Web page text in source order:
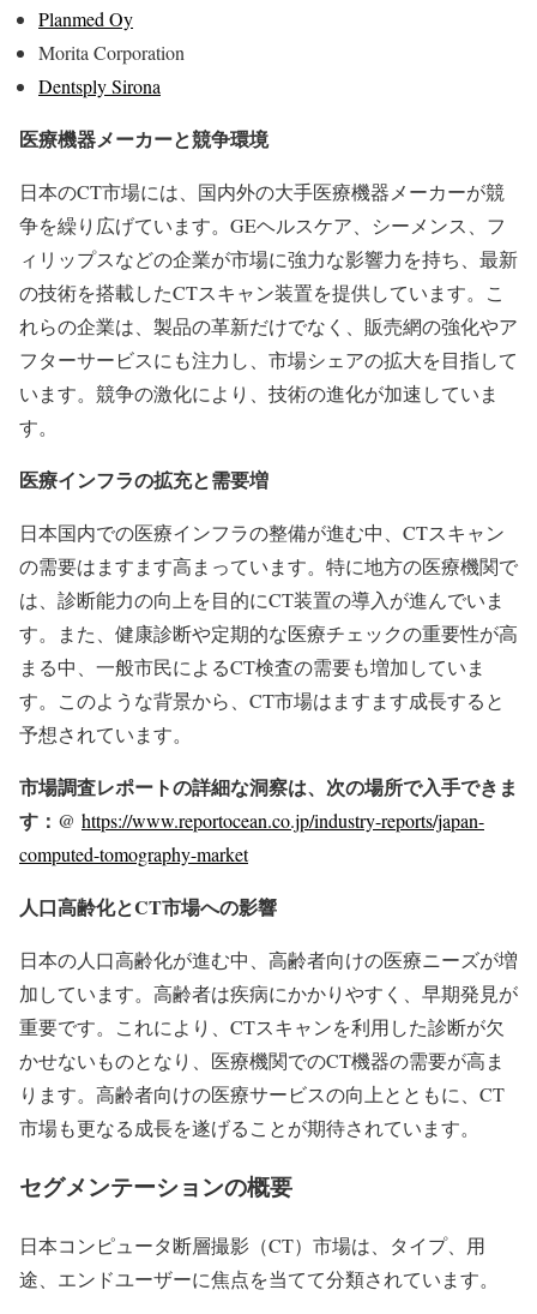
Planmed Oy
Morita Corporation
Dentsply Sirona
医療機器メーカーと競争環境
日本のCT市場には、国内外の大手医療機器メーカーが競
争を繰り広げています。GEヘルスケア、シーメンス、フ
ィリップスなどの企業が市場に強力な影響力を持ち、最新
の技術を搭載したCTスキャン装置を提供しています。こ
れらの企業は、製品の革新だけでなく、販売網の強化やア
フターサービスにも注力し、市場シェアの拡大を目指して
います。競争の激化により、技術の進化が加速していま
す。
医療インフラの拡充と需要増
日本国内での医療インフラの整備が進む中、CTスキャン
の需要はますます高まっています。特に地方の医療機関で
は、診断能力の向上を目的にCT装置の導入が進んでいま
す。また、健康診断や定期的な医療チェックの重要性が高
まる中、一般市民によるCT検査の需要も増加していま
す。このような背景から、CT市場はますます成長すると
予想されています。
市場調査レポートの詳細な洞察は、次の場所で入手できま
す：@ https://www.reportocean.co.jp/industry-reports/japan-
computed-tomography-market
人口高齢化とCT市場への影響
日本の人口高齢化が進む中、高齢者向けの医療ニーズが増
加しています。高齢者は疾病にかかりやすく、早期発見が
重要です。これにより、CTスキャンを利用した診断が欠
かせないものとなり、医療機関でのCT機器の需要が高ま
ります。高齢者向けの医療サービスの向上とともに、CT
市場も更なる成長を遂げることが期待されています。
セグメンテーションの概要
日本コンピュータ断層撮影（CT）市場は、タイプ、用
途、エンドユーザーに焦点を当てて分類されています。